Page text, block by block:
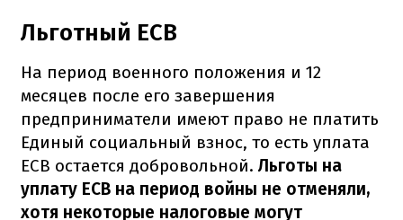
Льготный ЕСВ
На период военного положения и 12
месяцев после его завершения
предприниматели имеют право не платить
Единый социальный взнос, то есть уплата
ЕСВ остается добровольной. Льготы на
уплату ЕСВ на период войны не отменяли,
хотя некоторые налоговые могут